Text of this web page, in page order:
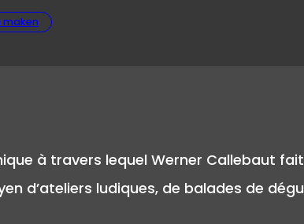
maken
à travers lequel Werner Callebaut
d’ateliers ludiques, de balades de